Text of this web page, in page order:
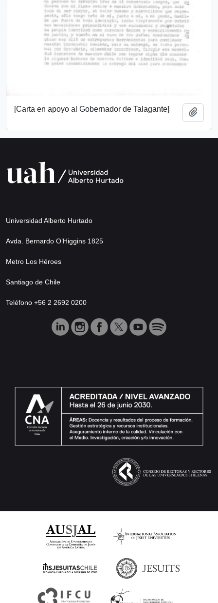
[Carta en apoyo al Gobernador de Talagante]
Universidad Alberto Hurtado
Avda. Bernardo O’Higgins 1825
Metro Los Héroes
Santiago de Chile
Teléfono +56 2 2692 0200